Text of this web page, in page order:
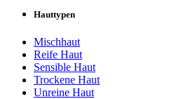
Hauttypen
Mischhaut
Reife Haut
Sensible Haut
Trockene Haut
Unreine Haut